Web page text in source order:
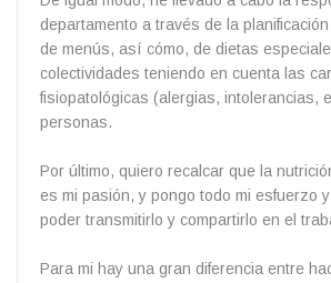
departamento a través de la
de menús, así cómo, de dietas
colectividades teniendo en cuenta las
fisiopatológicas (alergias, intolerancias,
personas.
Por último, quiero recalcar que la
es mi pasión, y pongo todo mi esfuerzo
poder transmitirlo y compartirlo en el
Para mi hay una gran diferencia entre